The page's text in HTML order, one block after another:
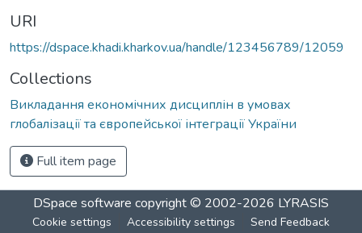
URI
https://dspace.khadi.kharkov.ua/handle/123456789/12059
Collections
Викладання економічних дисциплін в умовах
глобалізації та європейської інтеграції України
Full item page
DSpace software copyright © 2002-2026 LYRASIS
Cookie settings Accessibility settings Send Feedback